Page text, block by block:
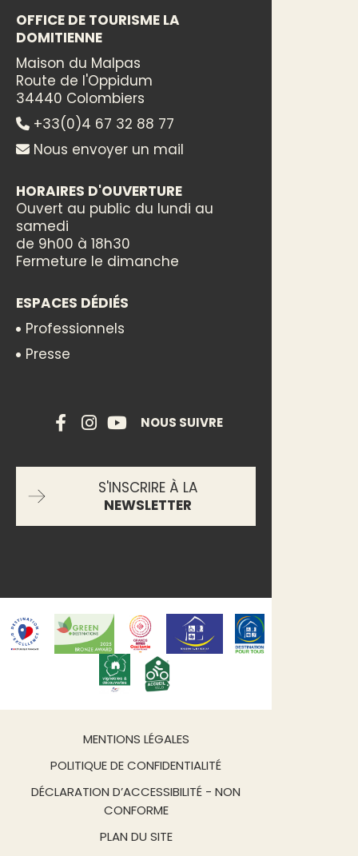
OFFICE DE TOURISME LA
DOMITIENNE
Maison du Malpas
Route de l'Oppidum
34440 Colombiers
+33(0)4 67 32 88 77
Nous envoyer un mail
HORAIRES D'OUVERTURE
Ouvert au public du lundi au
samedi
de 9h00 à 18h30
Fermeture le dimanche
ESPACES DÉDIÉS
Professionnels
Presse
NOUS SUIVRE
S'INSCRIRE À LA
NEWSLETTER
MENTIONS LÉGALES
POLITIQUE DE CONFIDENTIALITÉ
DÉCLARATION D’ACCESSIBILITÉ - NON
CONFORME
PLAN DU SITE